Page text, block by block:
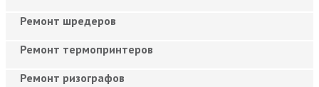
Ремонт шредеров
Ремонт термопринтеров
Ремонт ризографов